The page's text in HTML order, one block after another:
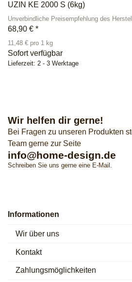
UZIN KE 2000 S (6kg)
Unverbindliche Preisempfehlung des
68,90 € *
11,48 € pro 1 kg
Sofort verfügbar
Lieferzeit: 2 - 3 Werktage
Wir helfen dir gerne!
Bei Fragen zu unseren Produkten
Team gerne zur Seite
info@home-design.de
Schreiben Sie uns gerne eine E-Mail.
Informationen
Wir über uns
Kontakt
Zahlungsmöglichkeiten